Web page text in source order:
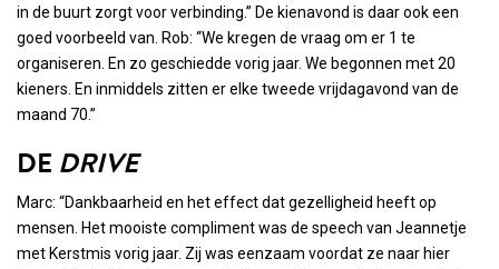
in de buurt zorgt voor verbinding.” De kienavond is daar ook een
goed voorbeeld van. Rob: “We kregen de vraag om er 1 te
organiseren. En zo geschiedde vorig jaar. We begonnen met 20
kieners. En inmiddels zitten er elke tweede vrijdagavond van de
maand 70.”
DE DRIVE
Marc: “Dankbaarheid en het effect dat gezelligheid heeft op
mensen. Het mooiste compliment was de speech van Jeannetje
met Kerstmis vorig jaar. Zij was eenzaam voordat ze naar hier